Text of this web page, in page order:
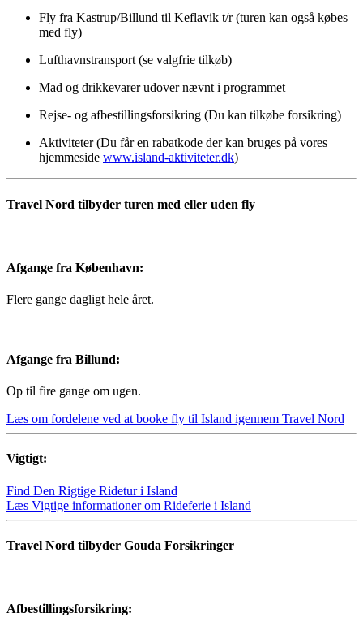
Fly fra Kastrup/Billund til Keflavik t/r (turen kan også købes
med fly)
Lufthavnstransport (se valgfrie tilkøb)
Mad og drikkevarer udover nævnt i programmet
Rejse- og afbestillingsforsikring (Du kan tilkøbe forsikring)
Aktiviteter (Du får en rabatkode der kan bruges på vores
hjemmeside www.island-aktiviteter.dk)
Travel Nord tilbyder turen med eller uden fly
Afgange fra København:
Flere gange dagligt hele året.
Afgange fra Billund:
Op til fire gange om ugen.
Læs om fordelene ved at booke fly til Island igennem Travel Nord
Vigtigt:
Find Den Rigtige Ridetur i Island
Læs Vigtige informationer om Rideferie i Island
Travel Nord tilbyder Gouda Forsikringer
Afbestillingsforsikring: